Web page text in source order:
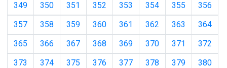
349
350 351 352 353 354 355
356
357
358 359 360 361 362 363
364
365
366 367 368 369 370 371
372
373
374 375 376 377 378 379
380